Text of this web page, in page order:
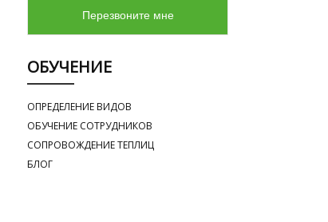
ОБУЧЕНИЕ
ОПРЕДЕЛЕНИЕ ВИДОВ
ОБУЧЕНИЕ СОТРУДНИКОВ
СОПРОВОЖДЕНИЕ ТЕПЛИЦ
БЛОГ